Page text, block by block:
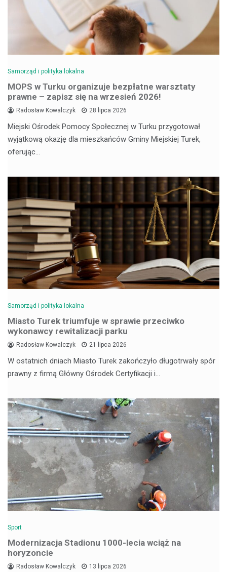
Samorząd i polityka lokalna
MOPS w Turku organizuje bezpłatne warsztaty
prawne – zapisz się na wrzesień 2026!
Radosław Kowalczyk 28 lipca 2026
Miejski Ośrodek Pomocy Społecznej w Turku przygotował
wyjątkową okazję dla mieszkańców Gminy Miejskiej Turek,
oferując…
Samorząd i polityka lokalna
Miasto Turek triumfuje w sprawie przeciwko
wykonawcy rewitalizacji parku
Radosław Kowalczyk 21 lipca 2026
W ostatnich dniach Miasto Turek zakończyło długotrwały spór
prawny z firmą Główny Ośrodek Certyfikacji i…
Sport
Modernizacja Stadionu 1000-lecia wciąż na
horyzoncie
Radosław Kowalczyk 13 lipca 2026